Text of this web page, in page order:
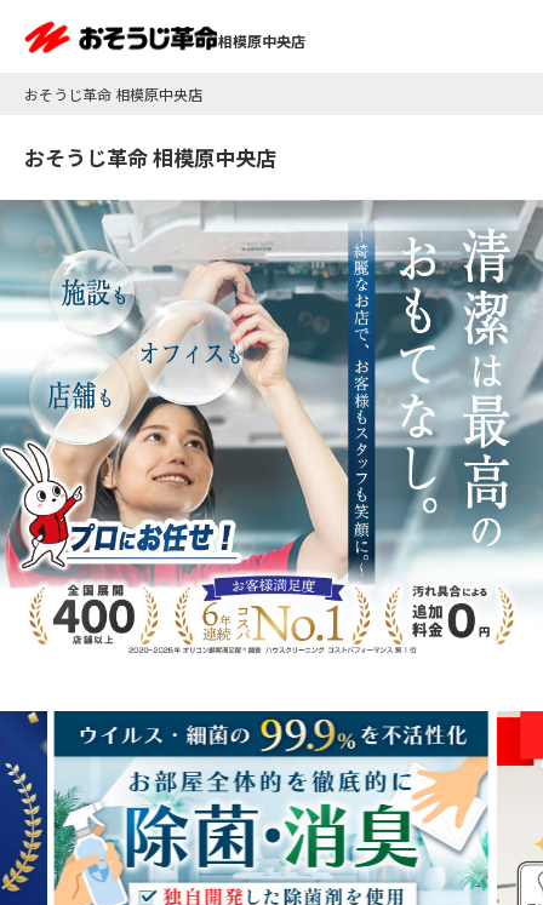
相模原中央店
おそうじ革命 相模原中央店
おそうじ革命 相模原中央店